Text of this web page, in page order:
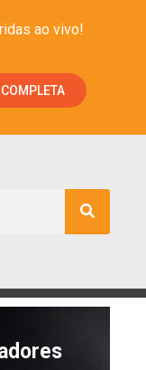
ao vivo!